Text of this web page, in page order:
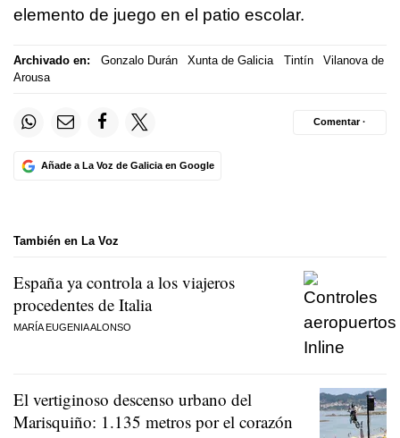
elemento de juego en el patio escolar.
Archivado en: Gonzalo Durán Xunta de Galicia Tintín
Vilanova de
Arousa
Añade a La Voz de Galicia en Google
Comentar ·
También en La Voz
España ya controla a los viajeros
procedentes de Italia
MARÍA EUGENIA ALONSO
El vertiginoso descenso urbano del
Marisquiño: 1.135 metros por el corazón